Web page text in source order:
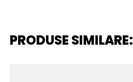
PRODUSE SIMILARE: